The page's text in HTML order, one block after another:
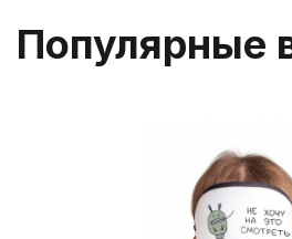
Популярные